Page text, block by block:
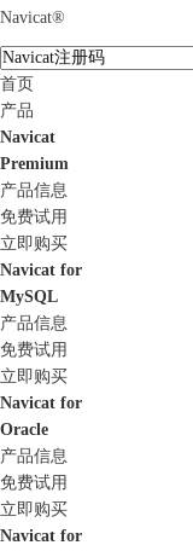
Navicat®
首页
产品
Navicat
Premium
产品信息
免费试用
立即购买
Navicat for
MySQL
产品信息
免费试用
立即购买
Navicat for
Oracle
产品信息
免费试用
立即购买
Navicat for